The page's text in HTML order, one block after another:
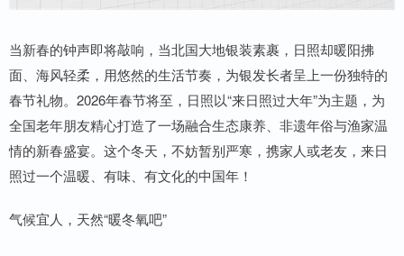
当新春的钟声即将敲响，当北国大地银装素裹，日照却暖阳拂
面、海风轻柔，用悠然的生活节奏，为银发长者呈上一份独特的
春节礼物。2026年春节将至，日照以“来日照过大年”为主题，为
全国老年朋友精心打造了一场融合生态康养、非遗年俗与渔家温
情的新春盛宴。这个冬天，不妨暂别严寒，携家人或老友，来日
照过一个温暖、有味、有文化的中国年！
气候宜人，天然“暖冬氧吧”